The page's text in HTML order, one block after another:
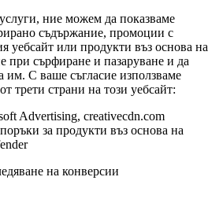
ние можем да показваме
съдържание, промоции с
уебсайт или продукти въз основа на
при сърфиране и пазаруване и да
им. С ваше съгласие използваме
трети страни на този уебсайт:
Advertising, creativecdn.com
за продукти въз основа на
на конверсии